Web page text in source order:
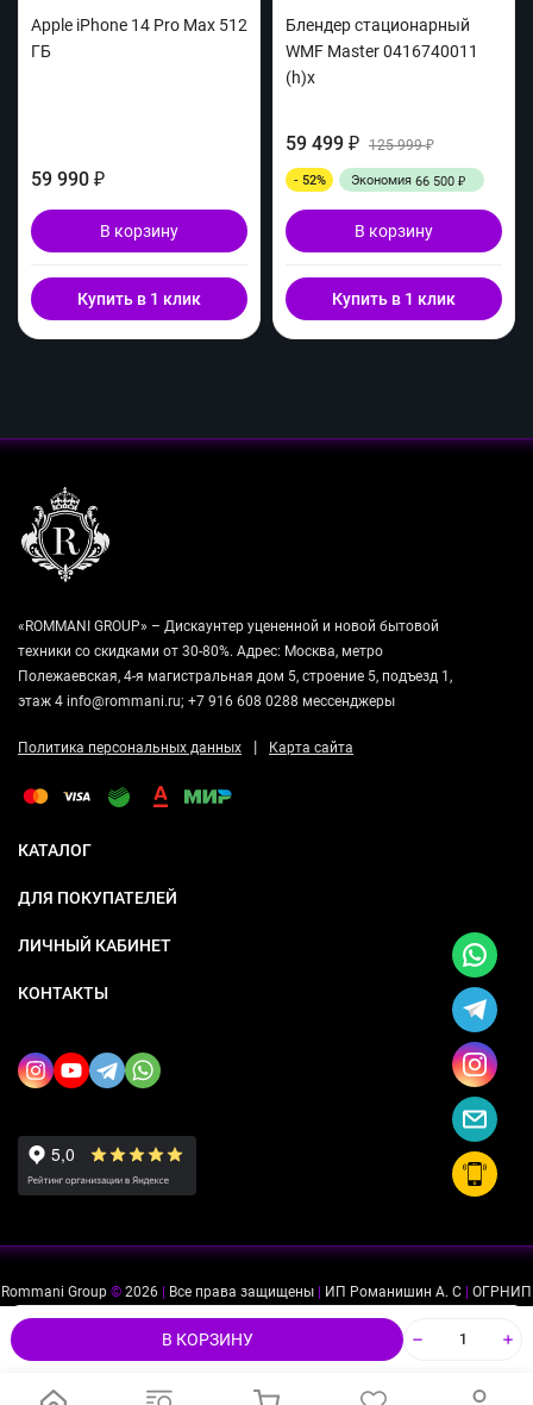
В КОРЗИНУ
Apple iPhone 14 Pro Max 512
ГБ
59 990 ₽
В корзину
Купить в 1 клик
Блендер стационарный
WMF Master 0416740011
(h)x
59 499 ₽ 125 999₽
- 52% Экономия 66 500 ₽
В корзину
Купить в 1 клик
«ROMMANI GROUP» – Дискаунтер уцененной и новой бытовой
техники со скидками от 30-80%. Адрес: Москва, метро
Полежаевская, 4-я магистральная дом 5, строение 5, подъезд 1,
этаж 4 info@rommani.ru; +7 916 608 0288 мессенджеры
Политика персональных данных | Карта сайта
КАТАЛОГ
ДЛЯ ПОКУПАТЕЛЕЙ
ЛИЧНЫЙ КАБИНЕТ
КОНТАКТЫ
Rommani Group © 2026 Все права защищены ИП Романишин А. С
ОГРНИП
Мы используем файлы cookie, чтобы сайт был лучше для